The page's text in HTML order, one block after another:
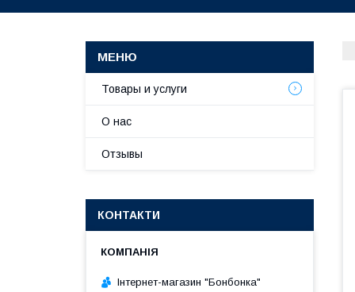
Товары и услуги
О нас
Отзывы
КОНТАКТИ
Інтернет-магазин "Бонбонка"